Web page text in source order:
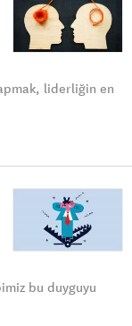
liderliğin en
bu duyguyu